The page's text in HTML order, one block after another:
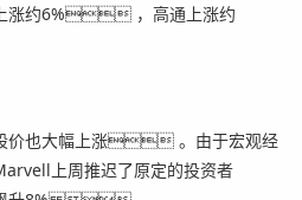
约6% ，高通上涨约
价也大幅上涨 。由于宏观经
上周推迟了原定的投资者